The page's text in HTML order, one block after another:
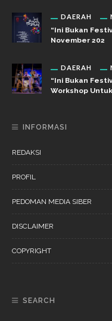
DAERAH
“Ini Bukan
November 202
DAERAH
“Ini Bukan
Workshop
INFORMASI
REDAKSI
PROFIL
PEDOMAN MEDIA SIBER
DISCLAIMER
COPYRIGHT
SEARCH